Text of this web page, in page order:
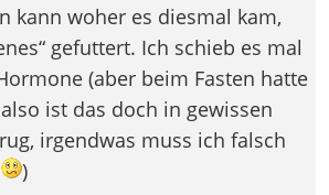
kann woher es diesmal kam,
gefuttert. Ich schieb es mal
(aber beim Fasten hatte
ist das doch in gewissen
irgendwas muss ich falsch
)